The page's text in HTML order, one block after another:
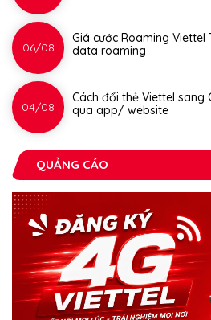
06/08
Giá cước Roaming Viettel
data roaming
04/08
Cách đổi thẻ Viettel sang
qua app/ website
QUẢNG CÁO